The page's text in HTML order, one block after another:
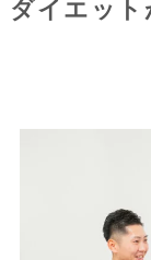
ダイエット